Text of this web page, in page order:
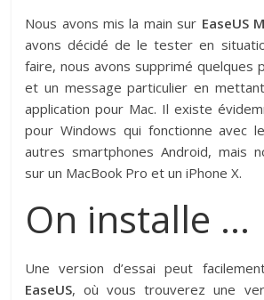
Nous avons mis la main sur EaseUS
avons décidé de le tester en
faire, nous avons supprimé quelques
et un message particulier en
application pour Mac. Il existe
pour Windows qui fonctionne avec
autres smartphones Android, mais
sur un MacBook Pro et un iPhone X.
On installe …
Une version d’essai peut
EaseUS, où vous trouverez une